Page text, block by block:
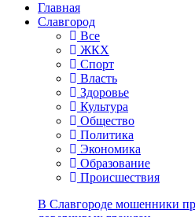
Главная
Славгород
Все
ЖКХ
Спорт
Власть
Здоровье
Культура
Общество
Политика
Экономика
Образование
Происшествия
В Славгороде мошенники